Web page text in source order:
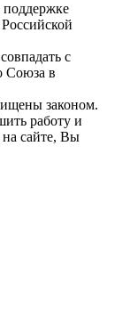
поддержке
с
Союза в
законом.
работу и
на сайте, Вы